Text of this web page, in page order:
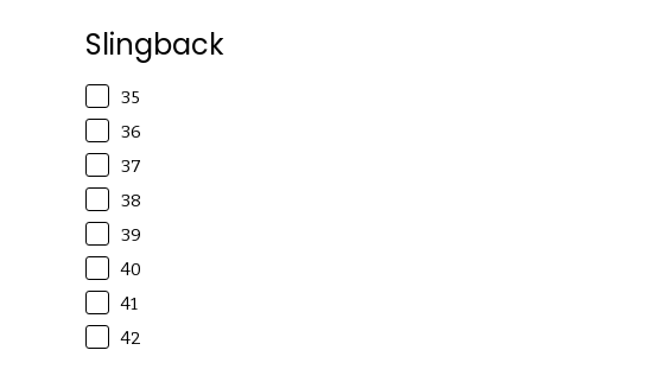
Slingback
35
36
37
38
39
40
41
42